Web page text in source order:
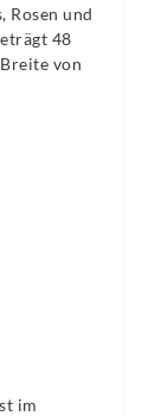
Rosen und
48
von
im